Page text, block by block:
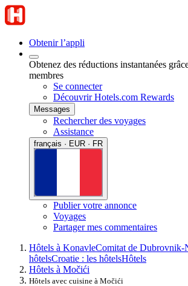
Obtenir l’appli
Obtenez des réductions instantanées
membres
Se connecter
Découvrir Hotels.com Rewards
Messages
Rechercher des voyages
Assistance
français · EUR · FR
Publier votre annonce
Voyages
Partager mes commentaires
Hôtels à KonavleComitat de Dubrovnik-
hôtelsCroatie : les hôtelsHôtels
Hôtels à Močići
Hôtels avec cuisine à Močići